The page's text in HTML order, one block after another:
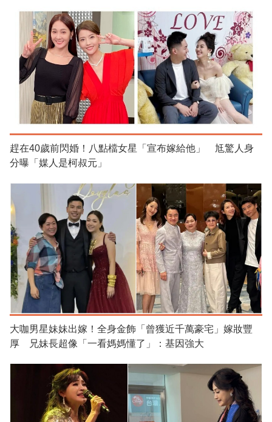
趕在40歲前閃婚！八點檔女星「宣布嫁給他」 尪驚人身
分曝「媒人是柯叔元」
大咖男星妹妹出嫁！全身金飾「曾獲近千萬豪宅」嫁妝豐
厚 兄妹長超像「一看媽媽懂了」：基因強大